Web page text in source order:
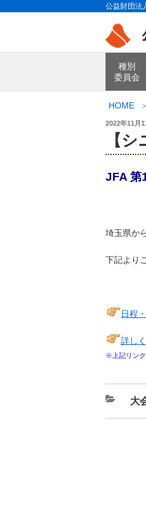
ス
公益財団法
埼
種別
委員会
HOME
投
2022年11月
【
JFA 第
埼玉県か
下記より
日程
詳し
※上記リン
カ
テ
大